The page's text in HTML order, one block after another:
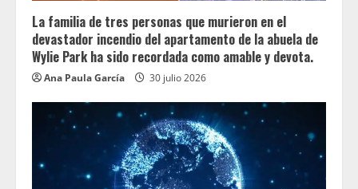
La familia de tres personas que murieron en el
devastador incendio del apartamento de la abuela de
Wylie Park ha sido recordada como amable y devota.
Ana Paula García 30 julio 2026